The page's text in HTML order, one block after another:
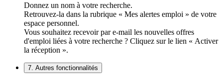
Donnez un nom à votre recherche.
Retrouvez-la dans la rubrique « Mes alertes emploi » de votre
espace personnel.
Vous souhaitez recevoir par e-mail les nouvelles offres
d'emploi liées à votre recherche ? Cliquez sur le lien « Activer
la réception ».
7. Autres fonctionnalités